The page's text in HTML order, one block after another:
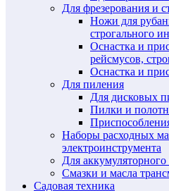
Для фрезерования и
Ножи для
строгального
Оснастка и
рейсмусов,
Оснастка и
Для пиления
Для дисковых
Пилки и
Наборы расходных
электроинструмента
Для
Смазки и масла
Садовая техника